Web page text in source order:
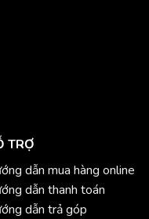
TRỢ
dẫn mua hàng online
dẫn thanh toán
dẫn trả góp